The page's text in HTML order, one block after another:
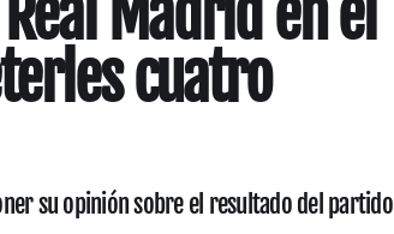
Madrid en el
cuatro
su opinión sobre el resultado del partido